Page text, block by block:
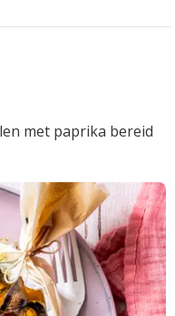
met paprika bereid